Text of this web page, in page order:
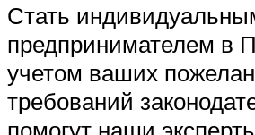
Стать
предпринимателем в
учетом ваших
требований